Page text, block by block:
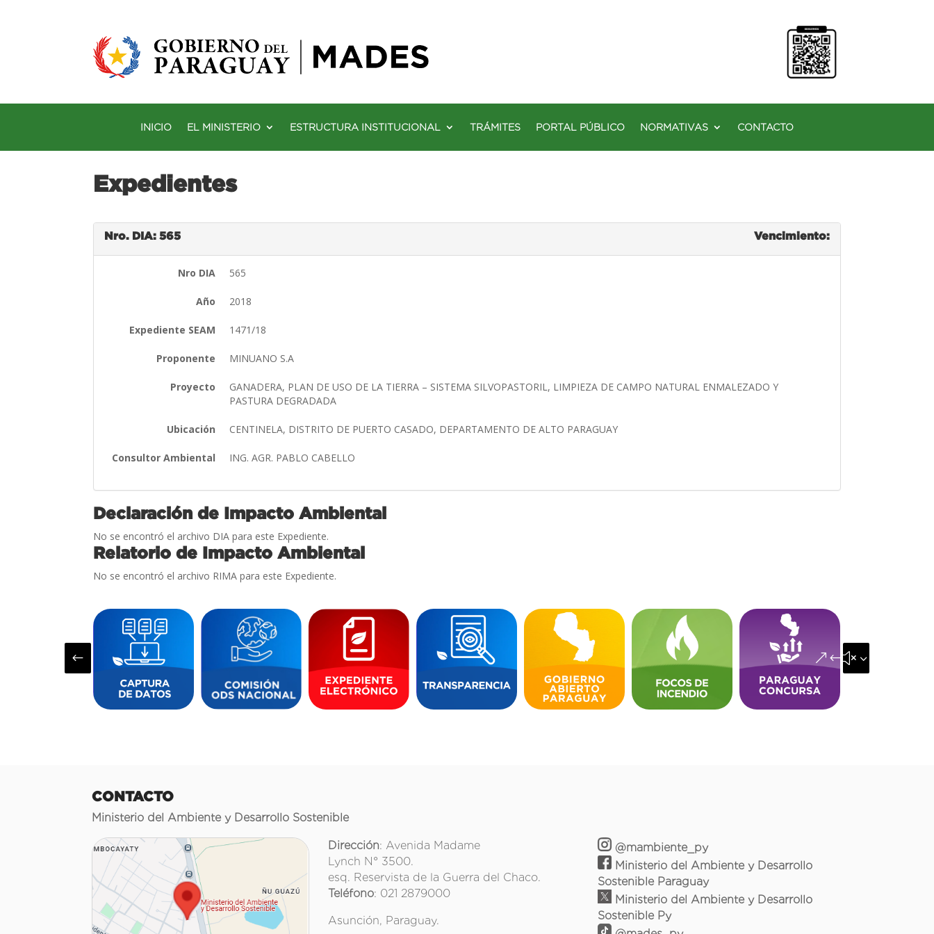
INICIO EL MINISTERIO ESTRUCTURA INSTITUCIONAL TRÁMITES PORTAL PÚBLICO NORMATIVAS CONTACTO
Expedientes
Nro. DIA: 565 Vencimiento:
Nro DIA 565
Año 2018
Expediente SEAM 1471/18
Proponente MINUANO S.A
Proyecto
GANADERA, PLAN DE USO DE LA TIERRA – SISTEMA SILVOPASTORIL, LIMPIEZA DE CAMPO NATURAL ENMALEZADO Y
PASTURA DEGRADADA
Ubicación CENTINELA, DISTRITO DE PUERTO CASADO, DEPARTAMENTO DE ALTO PARAGUAY
Consultor Ambiental ING. AGR. PABLO CABELLO
Declaración de Impacto Ambiental
No se encontró el archivo DIA para este Expediente.
Relatorio de Impacto Ambiental
No se encontró el archivo RIMA para este Expediente.
# &#x35;
CONTACTO
Ministerio del Ambiente y Desarrollo Sostenible
Dirección: Avenida Madame
Lynch N° 3500.
esq. Reservista de la Guerra del Chaco.
Teléfono: 021 2879000
Asunción, Paraguay.
@mambiente_py
Ministerio del Ambiente y Desarrollo
Sostenible Paraguay
Ministerio del Ambiente y Desarrollo
Sostenible Py